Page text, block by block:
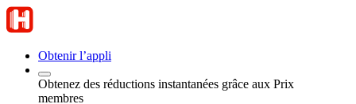
Obtenir l’appli
Obtenez des réductions instantanées grâce aux Prix
membres